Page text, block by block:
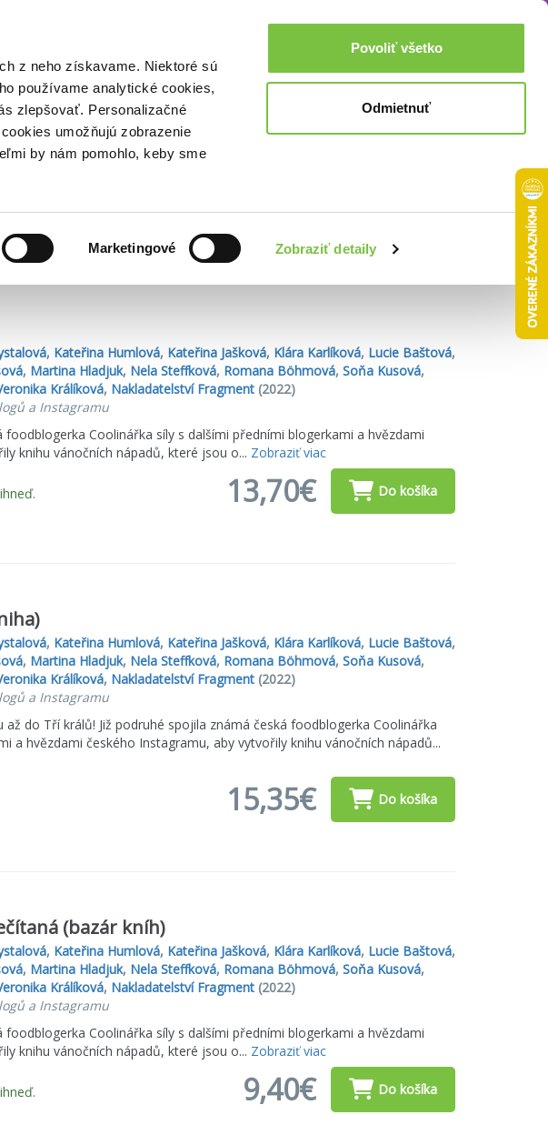
z neho získavame. Niektoré sú
používame analytické cookies,
zlepšovať. Personalizačné
umožňujú zobrazenie
by nám pomohlo, keby sme
Marketingové Zobraziť detaily
Povoliť všetko
Odmietnuť
Prihlásenie 0,00€
Akcie a zľavy
Zoradiť podľa:
, Kateřina Humlová, Kateřina Jašková, Klára Karlíková, Lucie Baštová,
, Martina Hladjuk, Nela Steffková, Romana Böhmová, Soňa Kusová,
Králíková, Nakladatelství Fragment(2022)
a Instagramu
foodblogerka Coolinářka síly s dalšími předními blogerkami a hvězdami
knihu vánočních nápadů, které jsou o... Zobraziť viac
13,70€ Do košíka
, Kateřina Humlová, Kateřina Jašková, Klára Karlíková, Lucie Baštová,
, Martina Hladjuk, Nela Steffková, Romana Böhmová, Soňa Kusová,
Králíková, Nakladatelství Fragment(2022)
a Instagramu
do Tří králů! Již podruhé spojila známá česká foodblogerka Coolinářka
a hvězdami českého Instagramu, aby vytvořily knihu vánočních nápadů...
15,35€ Do košíka
(bazár kníh)
, Kateřina Humlová, Kateřina Jašková, Klára Karlíková, Lucie Baštová,
, Martina Hladjuk, Nela Steffková, Romana Böhmová, Soňa Kusová,
Králíková, Nakladatelství Fragment(2022)
a Instagramu
foodblogerka Coolinářka síly s dalšími předními blogerkami a hvězdami
knihu vánočních nápadů, které jsou o... Zobraziť viac
9,40€ Do košíka